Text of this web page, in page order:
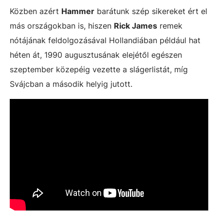
Közben azért Hammer barátunk szép sikereket ért el
más országokban is, hiszen Rick James remek
nótájának feldolgozásával Hollandiában például hat
héten át, 1990 augusztusának elejétől egészen
szeptember közepéig vezette a slágerlistát, míg
Svájcban a második helyig jutott.